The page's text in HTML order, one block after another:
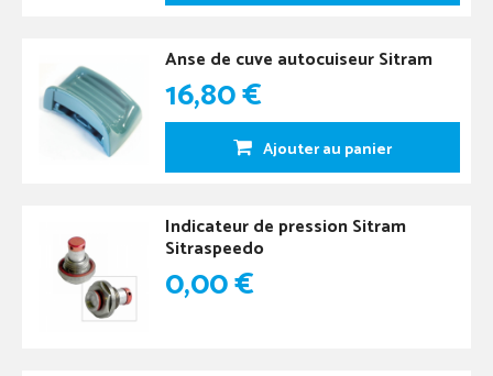
Anse de cuve autocuiseur Sitram
16,80 €
Ajouter au panier
Indicateur de pression Sitram
Sitraspeedo
0,00 €